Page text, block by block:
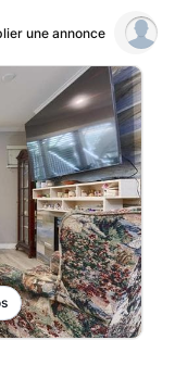
une annonce